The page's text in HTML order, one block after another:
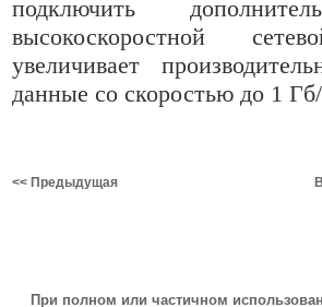
подключить
высокоскоростной
увеличивает
данные со скоростью до 1
<< Предыдущая
При полном или частичном